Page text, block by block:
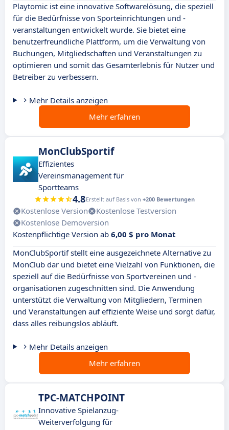
Playtomic ist eine innovative Softwarelösung, die speziell
für die Bedürfnisse von Sporteinrichtungen und -
veranstaltungen entwickelt wurde. Sie bietet eine
benutzerfreundliche Plattform, um die Verwaltung von
Buchungen, Mitgliedschaften und Veranstaltungen zu
optimieren und somit das Gesamterlebnis für Nutzer und
Betreiber zu verbessern.
Mehr Details anzeigen
Mehr erfahren
MonClubSportif
Effizientes
Vereinsmanagement für
Sportteams
4.8Erstellt auf Basis von +200 Bewertungen
Kostenlose Version
Kostenlose Testversion
Kostenlose Demoversion
Kostenpflichtige Version ab 6,00 $ pro Monat
MonClubSportif stellt eine ausgezeichnete Alternative zu
MonClub dar und bietet eine Vielzahl von Funktionen, die
speziell auf die Bedürfnisse von Sportvereinen und -
organisationen zugeschnitten sind. Die Anwendung
unterstützt die Verwaltung von Mitgliedern, Terminen
und Veranstaltungen auf effiziente Weise und sorgt dafür,
dass alles reibungslos abläuft.
Mehr Details anzeigen
Mehr erfahren
TPC-MATCHPOINT
Innovative Spielanzug-
Weiterverfolgung für